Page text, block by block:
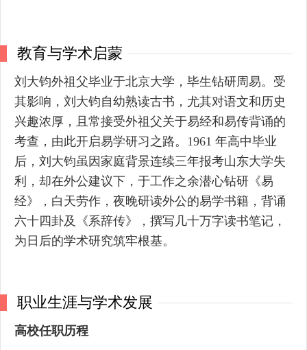
教育与学术启蒙
刘大钧外祖父毕业于北京大学，毕生钻研周易。受
其影响，刘大钧自幼熟读古书，尤其对语文和历史
兴趣浓厚，且常接受外祖父关于易经和易传背诵的
考查，由此开启易学研习之路。1961 年高中毕业
后，刘大钧虽因家庭背景连续三年报考山东大学失
利，却在外公建议下，于工作之余潜心钻研《易
经》，白天劳作，夜晚研读外公的易学书籍，背诵
六十四卦及《系辞传》，撰写几十万字读书笔记，
为日后的学术研究筑牢根基。
职业生涯与学术发展
高校任职历程